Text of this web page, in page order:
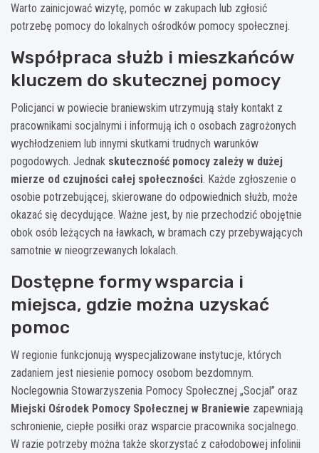
Warto zainicjować wizytę, pomóc w zakupach lub zgłosić
potrzebę pomocy do lokalnych ośrodków pomocy społecznej.
Współpraca służb i mieszkańców
kluczem do skutecznej pomocy
Policjanci w powiecie braniewskim utrzymują stały kontakt z
pracownikami socjalnymi i informują ich o osobach zagrożonych
wychłodzeniem lub innymi skutkami trudnych warunków
pogodowych. Jednak skuteczność pomocy zależy w dużej
mierze od czujności całej społeczności. Każde zgłoszenie o
osobie potrzebującej, skierowane do odpowiednich służb, może
okazać się decydujące. Ważne jest, by nie przechodzić obojętnie
obok osób leżących na ławkach, w bramach czy przebywających
samotnie w nieogrzewanych lokalach.
Dostępne formy wsparcia i
miejsca, gdzie można uzyskać
pomoc
W regionie funkcjonują wyspecjalizowane instytucje, których
zadaniem jest niesienie pomocy osobom bezdomnym.
Noclegownia Stowarzyszenia Pomocy Społecznej „Socjal” oraz
Miejski Ośrodek Pomocy Społecznej w Braniewie zapewniają
schronienie, ciepłe posiłki oraz wsparcie pracownika socjalnego.
W razie potrzeby można także skorzystać z całodobowej infolinii